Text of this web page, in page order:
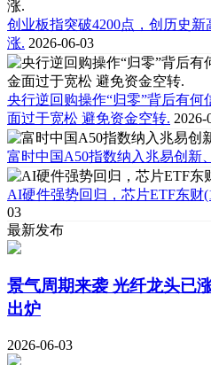
创业板指突破4200点，创历史新
涨. 2026-06-03
央行逆回购操作“归零”背后有
面过于宽松 避免资金空转. 2026-
富时中国A50指数纳入兆易创新
AI硬件强势回归，芯片ETF东财
03
最新发布
景气周期来袭 光纤龙头已
出炉
2026-06-03